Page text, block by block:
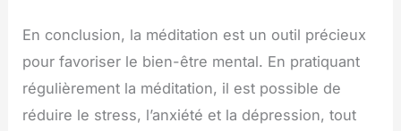
En conclusion, la méditation est un outil précieux
pour favoriser le bien-être mental. En pratiquant
régulièrement la méditation, il est possible de
réduire le stress, l’anxiété et la dépression, tout